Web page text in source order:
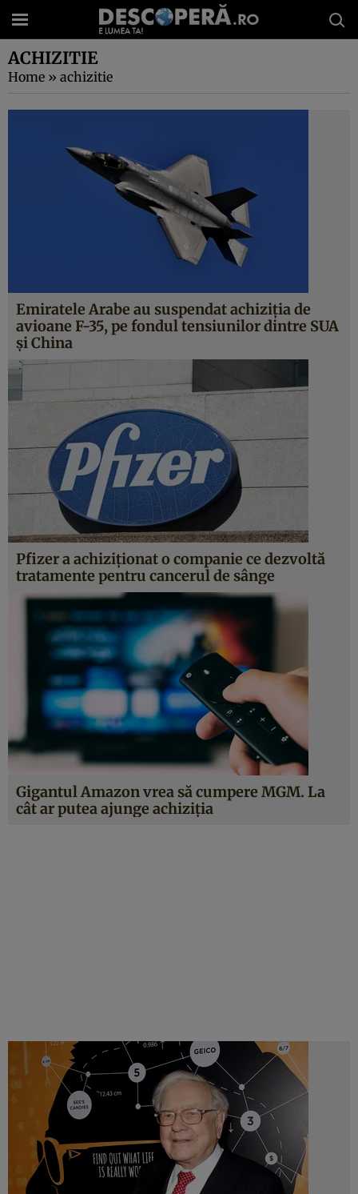
ACHIZITIE
Home » achizitie
Emiratele Arabe au suspendat achiziția de
avioane F-35, pe fondul tensiunilor dintre SUA
și China
Pfizer a achiziționat o companie ce dezvoltă
tratamente pentru cancerul de sânge
Gigantul Amazon vrea să cumpere MGM. La
cât ar putea ajunge achiziția